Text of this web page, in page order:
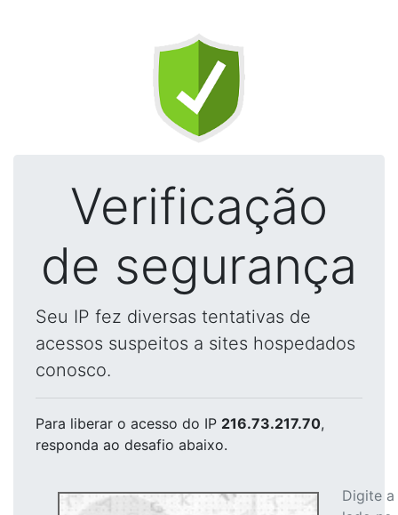
Verificação
de segurança
Seu IP fez diversas tentativas de
acessos suspeitos a sites hospedados
conosco.
Para liberar o acesso do IP 216.73.217.70,
responda ao desafio abaixo.
Digite